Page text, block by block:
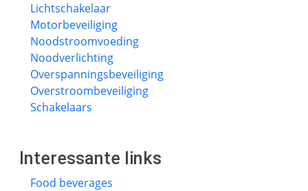
Lichtschakelaar
Motorbeveiliging
Noodstroomvoeding
Noodverlichting
Overspanningsbeveiliging
Overstroombeveiliging
Schakelaars
Interessante links
Food beverages